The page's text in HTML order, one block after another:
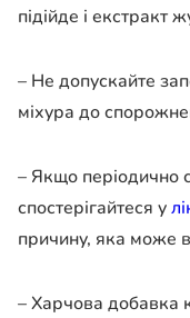
підійде і екстракт
– Не допускайте
міхура до
– Якщо періодично
спостерігайтеся у
причину, яка може
– Харчова добавка